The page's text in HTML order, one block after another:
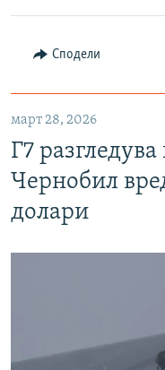
Сподели
март 28, 2026
Г7
Чернобил
долари